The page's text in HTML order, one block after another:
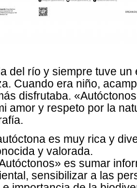
del río y siempre tuve un
Cuando era niño,
disfrutaba.
amor y respeto por la
es muy rica y
y valorada.
es sumar
sensibilizar a las